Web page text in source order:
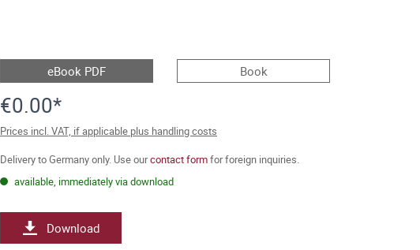
eBook PDF Book
€0.00*
Prices incl. VAT, if applicable plus handling costs
Delivery to Germany only. Use ourcontact formfor foreign inquiries.
available, immediately via download
Download